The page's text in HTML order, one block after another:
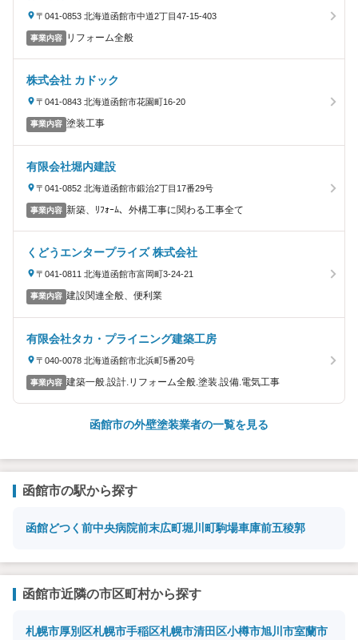
〒041-0853 北海道函館市中道2丁目47-15-403
事業内容 リフォーム全般
株式会社 カドック
〒041-0843 北海道函館市花園町16-20
事業内容 塗装工事
有限会社堀内建設
〒041-0852 北海道函館市鍛治2丁目17番29号
事業内容 新築、ﾘﾌｫｰﾑ、外構工事に関わる工事全て
くどうエンタープライズ 株式会社
〒041-0811 北海道函館市富岡町3-24-21
事業内容 建設関連全般、便利業
有限会社タカ・プライニング建築工房
〒040-0078 北海道函館市北浜町5番20号
事業内容 建築一般.設計.リフォーム全般.塗装.設備.電気工事
函館市の外壁塗装業者の一覧を見る
函館市の駅から探す
函館どつく前中央病院前末広町堀川町駒場車庫前五稜郭
函館市近隣の市区町村から探す
札幌市厚別区札幌市手稲区札幌市清田区小樽市旭川市室蘭市